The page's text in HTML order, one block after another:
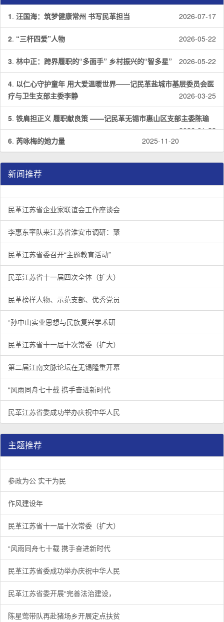
1. 汪国海：筑梦健康常州 书写民革担当 2026-07-17
2. “三杆四爱”人物 2026-05-22
3. 林中正：跨界履职的“多面手” 乡村振兴的“智多星” 2026-05-22
4. 以仁心守护童年 用大爱温暖世界——记民革盐城市基层委员会医
疗与卫生支部主委李静
2026-03-25
5. 铁肩担正义 履职献良策 ——记民革无锡市惠山区支部主委陈瑜
2026-01-22
6. 芮咏梅的她力量 2025-11-20
新闻推荐
民革江苏省企业家联谊会工作座谈会在宁召开
1/3 李惠东率队来江苏省淮安市调研：聚焦民革党员之家建设管
2/3 民革江苏省委召开“主题教育活动” 领导班子民主生活会
3/3
民革江苏省企业家联谊会工作座谈会
李惠东率队来江苏省淮安市调研：聚
民革江苏省委召开“主题教育活动”
民革江苏省十一届四次全体（扩大）
民革榜样人物、示范支部、优秀党员
“孙中山实业思想与民族复兴学术研
民革江苏省十一届十次常委（扩大）
第二届江南文脉论坛在无锡隆重开幕
“风雨同舟七十载 携手奋进新时代
民革江苏省委成功举办庆祝中华人民
主题推荐
参政为公 实干为民
作风建设年
民革江苏省十一届十次常委（扩大）
“风雨同舟七十载 携手奋进新时代
民革江苏省委成功举办庆祝中华人民
民革江苏省委开展“完善法治建设，
陈星莺带队再赴猪场乡开展定点扶贫